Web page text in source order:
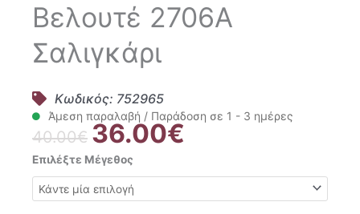
Βελουτέ 2706A
Σαλιγκάρι
Κωδικός: 752965
Άμεση παραλαβή / Παράδοση σε 1 - 3 ημέρες
40.00€ Original
price
was:
40.00€.
36.00€
36.00€.
Επιλέξτε Μέγεθος
Mayoral
Σετ